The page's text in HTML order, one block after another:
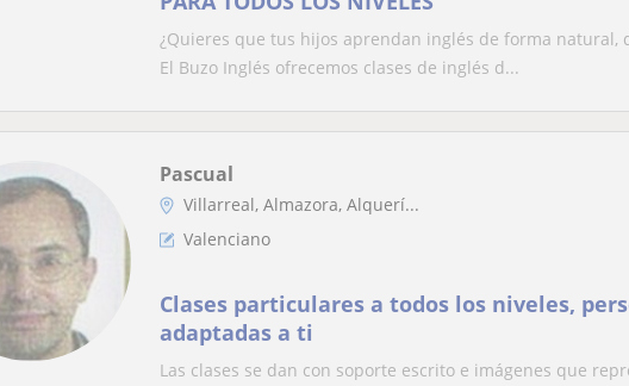
¿Quieres que tus hijos aprendan inglés de forma natural,
El Buzo Inglés ofrecemos clases de inglés d...
Pascual
Villarreal, Almazora, Alquerí...
Valenciano
Clases particulares a todos los niveles,
adaptadas a ti
Las clases se dan con soporte escrito e imágenes que